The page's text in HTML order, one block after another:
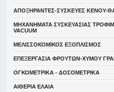
ΑΠΟΞΗΡΑΝΤΕΣ-ΣΥΣΚΕΥΕΣ ΚΕΝΟΥ-
ΜΗΧΑΝΗΜΑΤΑ ΣΥΣΚΕΥΑΣΙΑΣ
VACUUM
ΜΕΛΙΣΣΟΚΟΜΙΚΟΣ ΕΞΟΠΛΙΣΜΟΣ
ΕΠΕΞΕΡΓΑΣΙΑ ΦΡΟΥΤΩΝ-ΧΥΜΟΥ
ΟΓΚΟΜΕΤΡΙΚΑ - ΔΟΣΟΜΕΤΡΙΚΑ
ΑΙΘΕΡΙΑ ΕΛΑΙΑ